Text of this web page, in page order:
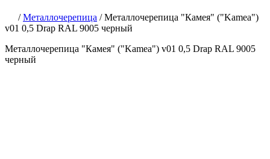
/Металлочерепица /Металлочерепица "Камея" ("Kamea")
v01 0,5 Drap RAL 9005 черный
Металлочерепица "Камея" ("Kamea") v01 0,5 Drap RAL 9005
черный